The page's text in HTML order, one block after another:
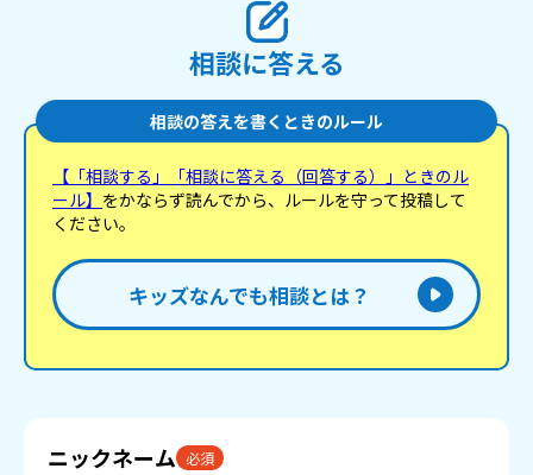
相談に答える
相談の答えを書くときのルール
【「相談する」「相談に答える（回答する）」ときのル
ール】 をかならず読んでから、ルールを守って投稿して
ください。
キッズなんでも相談とは？
ニックネーム 必須